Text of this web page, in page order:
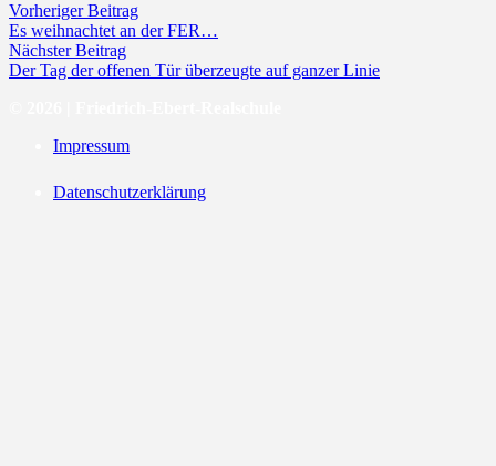
Vorheriger Beitrag
Es weihnachtet an der FER…
Nächster Beitrag
Der Tag der offenen Tür überzeugte auf ganzer Linie
Impressum
Datenschutzerklärung